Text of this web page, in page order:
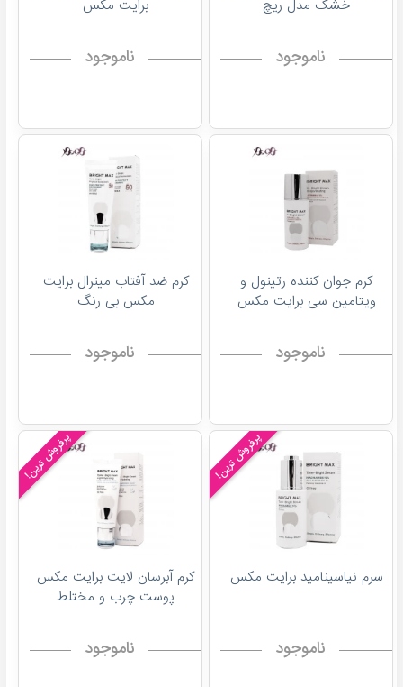
خشک مدل ریچ
ناموجود
برایت مکس
ناموجود
کرم جوان کننده رتینول و
ویتامین سی برایت مکس
ناموجود
کرم ضد آفتاب مینرال برایت
مکس بی رنگ
ناموجود
پرفروش ترین!
سرم نیاسینامید برایت مکس
ناموجود
پرفروش ترین!
کرم آبرسان لایت برایت مکس
پوست چرب و مختلط
ناموجود